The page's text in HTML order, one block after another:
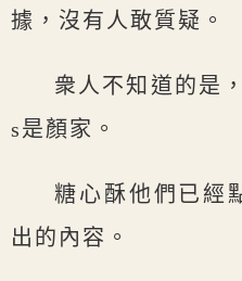
據，沒有人敢質疑。
衆人不知道的是
s是顏家。
糖心酥他們已經
出的內容。